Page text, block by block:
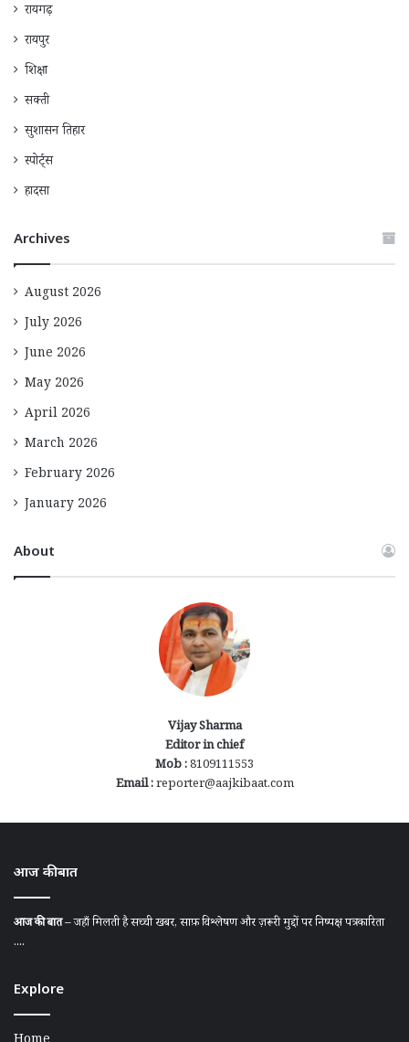
रायगढ़
रायपुर
शिक्षा
सक्ती
सुशासन तिहार
स्पोर्ट्स
हादसा
Archives
August 2026
July 2026
June 2026
May 2026
April 2026
March 2026
February 2026
January 2026
About
Vijay Sharma
Editor in chief
Mob :8109111553
Email :reporter@aajkibaat.com
आज की बात
आज की बात– जहाँ मिलती है सच्ची खबर, साफ़ विश्लेषण और ज़रूरी मुद्दों पर निष्पक्ष पत्रकारिता
....
Explore